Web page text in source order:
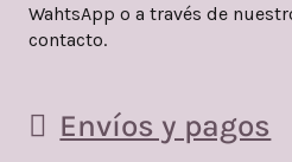
WahtsApp o a través de
contacto.
Envíos y pagos